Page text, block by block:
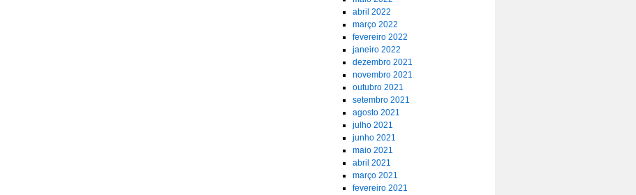
abril 2022
março 2022
fevereiro 2022
janeiro 2022
dezembro 2021
novembro 2021
outubro 2021
setembro 2021
agosto 2021
julho 2021
junho 2021
maio 2021
abril 2021
março 2021
fevereiro 2021